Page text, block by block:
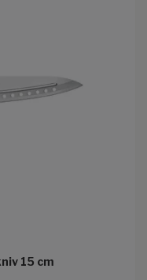
15 cm